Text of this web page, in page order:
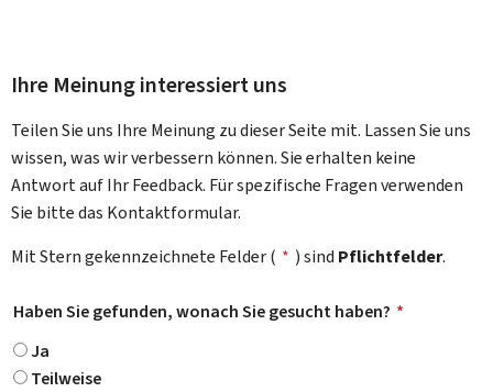
Ihre Meinung interessiert uns
Teilen Sie uns Ihre Meinung zu dieser Seite mit. Lassen Sie uns
wissen, was wir verbessern können. Sie erhalten keine
Antwort auf Ihr Feedback. Für spezifische Fragen verwenden
Sie bitte das Kontaktformular.
Mit Stern gekennzeichnete Felder ( * ) sind Pflichtfelder.
Haben Sie gefunden, wonach Sie gesucht haben? *
Ja
Teilweise